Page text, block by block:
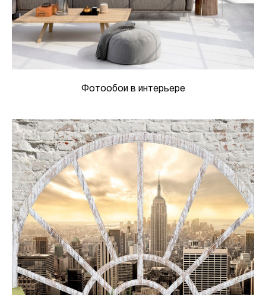
Фотообои в интерьере